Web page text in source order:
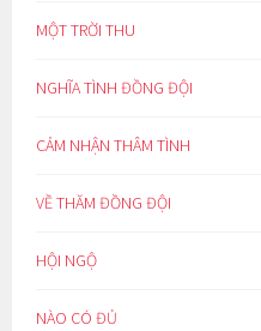
MỘT TRỜI THU
NGHĨA TÌNH ĐỒNG ĐỘI
CẢM NHẬN THÂM TÌNH
VỀ THĂM ĐỒNG ĐỘI
HỘI NGỘ
NÀO CÓ ĐỦ